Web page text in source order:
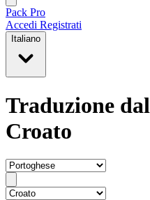
Pack Pro
Accedi Registrati
Italiano
Traduzione
Croato